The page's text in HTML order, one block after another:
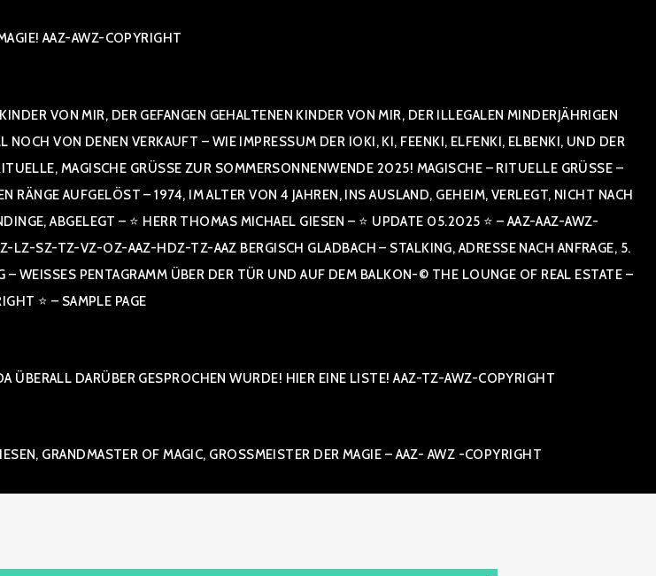
AAZ-AWZ-COPYRIGHT
VON MIR, DER GEFANGEN GEHALTENEN KINDER VON MIR, DER ILLEGALEN MINDERJÄHRIGEN
VON DENEN VERKAUFT – WIE IMPRESSUM DER IOKI, KI, FEENKI, ELFENKI, ELBENKI, UND DER
MAGISCHE GRÜSSE ZUR SOMMERSONNENWENDE 2025! MAGISCHE – RITUELLE GRÜSSE – GR
AUFGELÖST – 1974, IM ALTER VON 4 JAHREN, INS AUSLAND, GEHEIM, VERLEGT, NICHT NACH SPA
ABGELEGT – ⭐ HERR THOMAS MICHAEL GIESEN – ⭐ UPDATE 05.2025 ⭐ – AAZ-AAZ-AWZ-SPI
TZ-VZ-OZ-AAZ-HDZ-TZ-AAZ BERGISCH GLADBACH – STALKING, ADRESSE NACH ANFRAGE, 5. ETAG
PENTAGRAMM ÜBER DER TÜR UND AUF DEM BALKON-© THE LOUNGE OF REAL ESTATE – COPYR
– SAMPLE PAGE
ÜBERALL DARÜBER GESPROCHEN WURDE! HIER EINE LISTE! AAZ-TZ-AWZ-COPYRIGHT
GRANDMASTER OF MAGIC, GROSSMEISTER DER MAGIE – AAZ- AWZ -COPYRIGHT